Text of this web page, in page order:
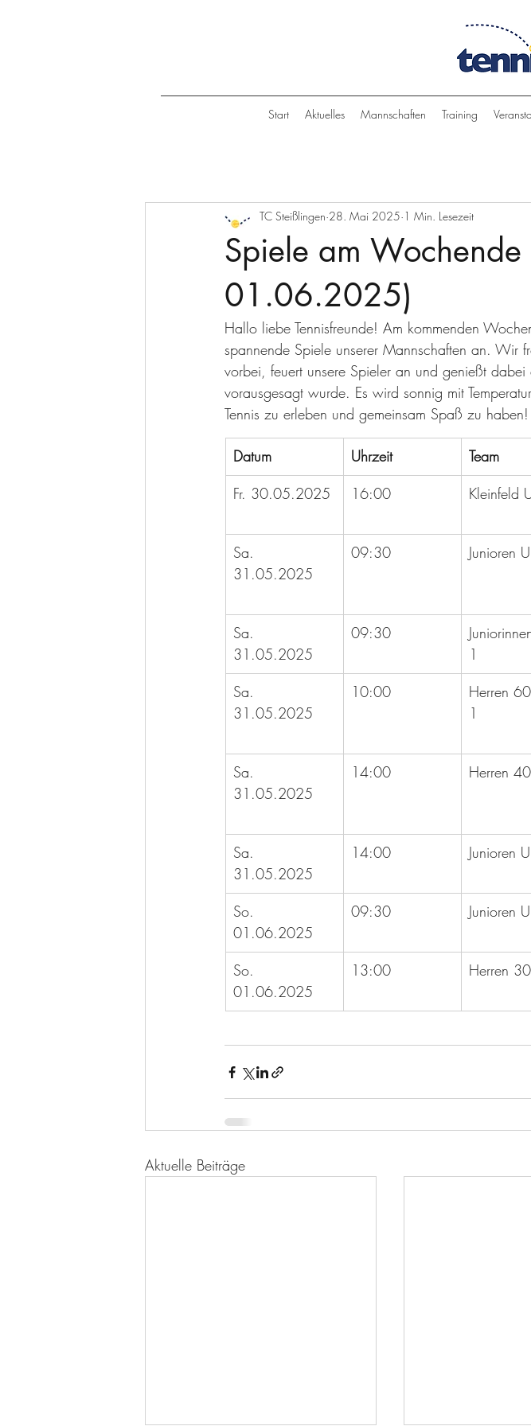
Start Aktuelles Mannschaften Training
Spiele am
01.06.2025)
TC Steißlingen 28. Mai 2025 1 Min. Lesezeit
Hallo liebe Tennisfreunde! Am kommenden
spannende Spiele unserer Mannschaften an. Wir
vorbei, feuert unsere Spieler an und genießt
vorausgesagt wurde. Es wird sonnig mit
Tennis zu erleben und gemeinsam Spaß zu haben!
Datum Uhrzeit Team
Fr. 30.05.2025
16:00 Kleinfeld
Sa.
31.05.2025
09:30 Junioren
Sa.
31.05.2025
09:30
1
Sa.
31.05.2025
10:00
Herren
1
Sa.
31.05.2025
14:00 Herren
Sa.
31.05.2025
14:00 Junioren
So.
01.06.2025
09:30 Junioren
So.
01.06.2025
13:00 Herren
Aktuelle Beiträge